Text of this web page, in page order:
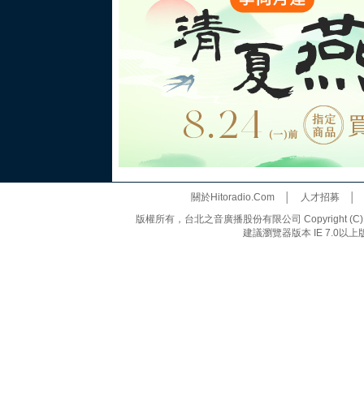
關於Hitoradio.Com│ 人才招募
版權所有，台北之音廣播股份有限公司 Copyright
建議瀏覽器版本 IE 7.0以上